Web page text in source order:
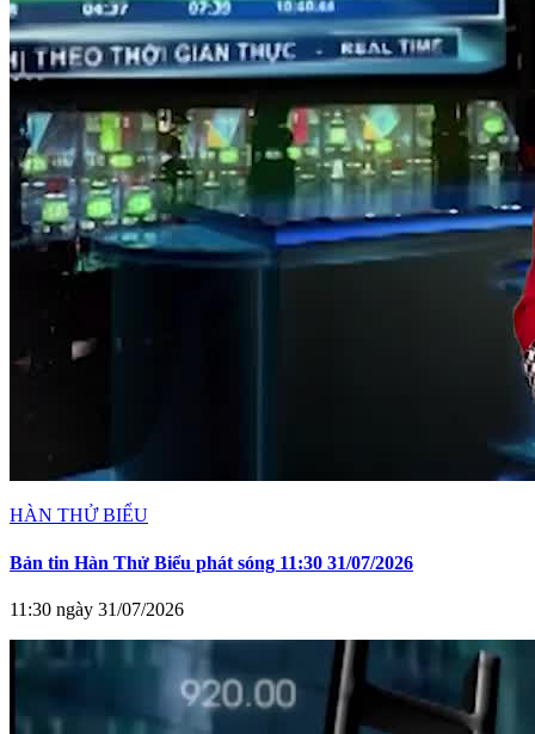
HÀN THỬ BIỂU
Bản tin Hàn Thử Biểu phát sóng 11:30 31/07/2026
11:30 ngày 31/07/2026